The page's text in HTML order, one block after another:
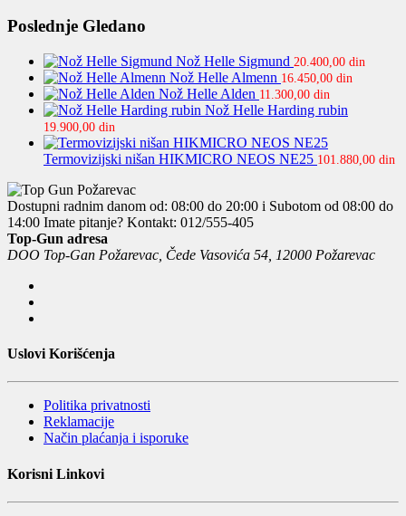
Poslednje Gledano
Nož Helle Sigmund 20.400,00 din
Nož Helle Almenn 16.450,00 din
Nož Helle Alden 11.300,00 din
Nož Helle Harding rubin
19.900,00 din
Termovizijski nišan HIKMICRO NEOS NE25 101.880,00 din
Dostupni radnim danom od: 08:00 do 20:00 i Subotom od 08:00 do
14:00 Imate pitanje? Kontakt: 012/555-405
Top-Gun adresa
DOO Top-Gan Požarevac, Čede Vasovića 54, 12000 Požarevac
Uslovi Korišćenja
Politika privatnosti
Reklamacije
Način plaćanja i isporuke
Korisni Linkovi